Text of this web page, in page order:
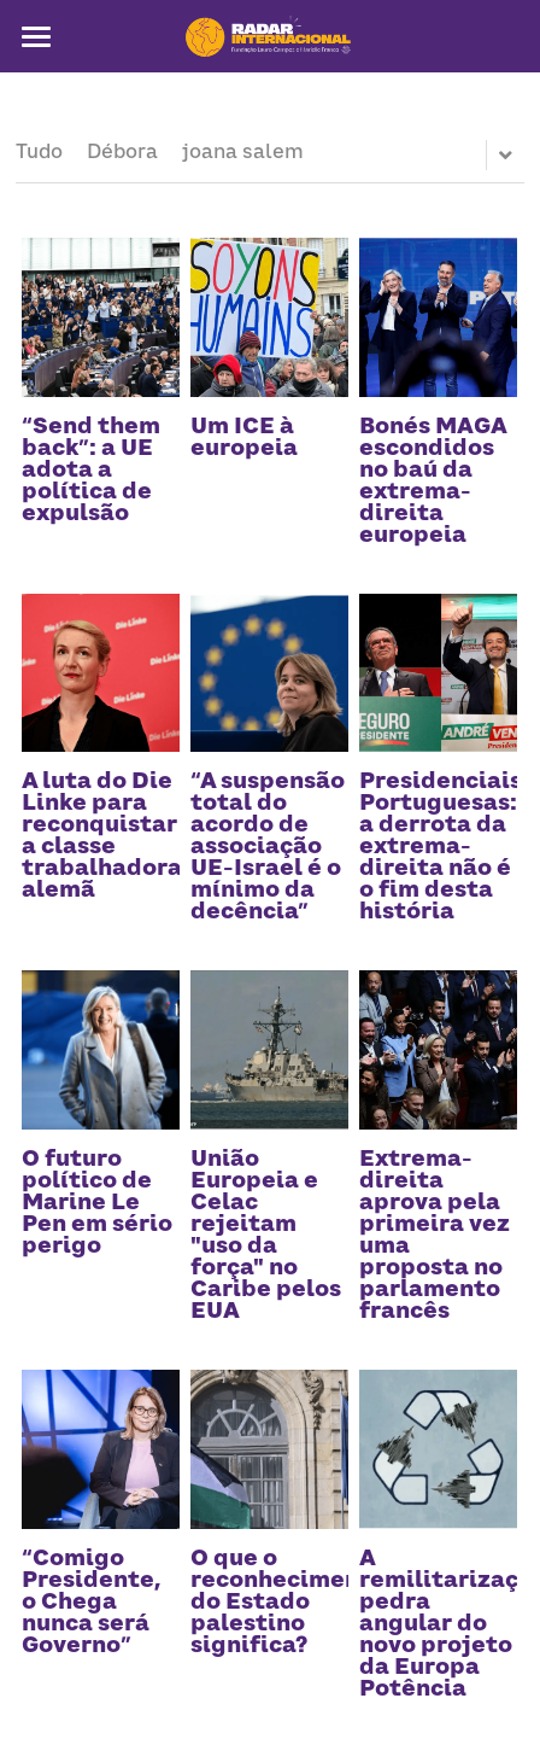
Colunistas
Notícias
Artigos
Pega a visão
Busca
Tudo Débora joana salem
“Send them
back”: a UE
adota a
política de
expulsão
Um ICE à
europeia
Bonés MAGA
escondidos
no baú da
extrema-
direita
europeia
A luta do Die
Linke para
reconquistar
a classe
trabalhadora
alemã
“A suspensão
total do
acordo de
associação
UE-Israel é o
mínimo da
decência”
Presidenciais
Portuguesas:
a derrota da
extrema-
direita não é
o fim desta
história
O futuro
político de
Marine Le
Pen em sério
perigo
União
Europeia e
Celac
rejeitam
"uso da
força" no
Caribe pelos
EUA
Extrema-
direita
aprova pela
primeira vez
uma
proposta no
parlamento
francês
“Comigo
Presidente,
o Chega
nunca será
Governo”
O que o
reconhecimento
do Estado
palestino
significa?
A
pedra
angular do
novo projeto
da Europa
Potência